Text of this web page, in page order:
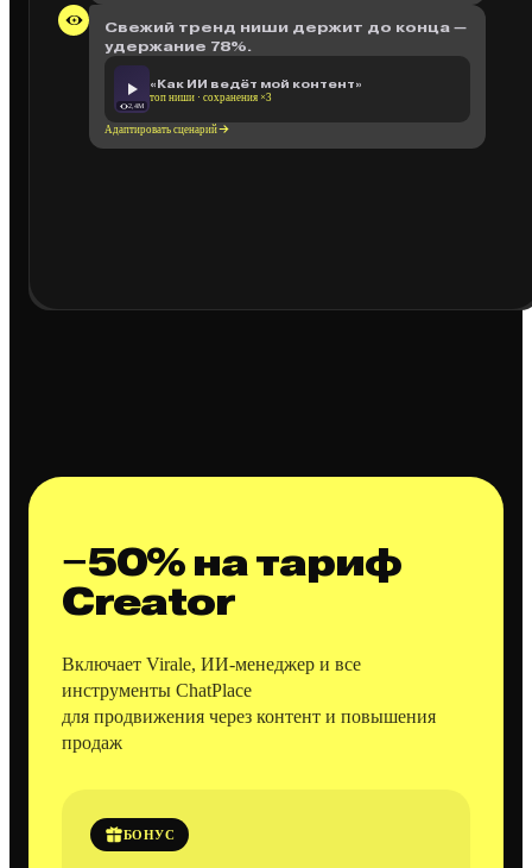
Свежий тренд ниши держит до конца —
удержание 78%.
2,4M
«Как ИИ ведёт мой контент»
топ ниши · сохранения ×3
Адаптировать сценарий
−50% на тариф
Creator
Включает Virale, ИИ-менеджер и все
инструменты ChatPlace
для продвижения через контент и повышения
продаж
БОНУС